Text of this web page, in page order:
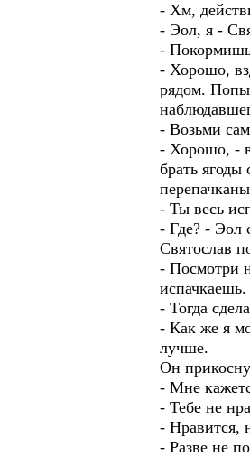
- Хм,
- Эол, я -
- Покормишь
- Хорошо,
рядом.
- Возьми
- Хорошо, - в
брать
- Ты весь
- Где? - Эол
Святослав
- Посмотри
испачкаешь.
- Тогда
- Как же я
лучше.
Он
- Мне
- Тебе не
- Нравится,
- Разве не